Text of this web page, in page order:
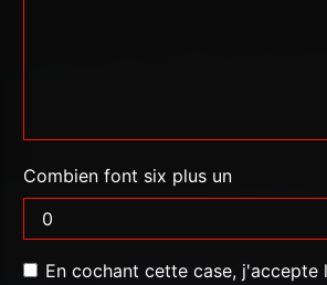
Combien font six plus un
En cochant cette case, j'accepte